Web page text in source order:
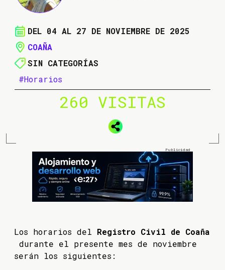
DEL 04 AL 27 DE NOVIEMBRE DE 2025
COAÑA
SIN CATEGORÍAS
#Horarios
260 VISITAS
Los horarios del Registro Civil de Coaña
durante el presente mes de noviembre
serán los siguientes: